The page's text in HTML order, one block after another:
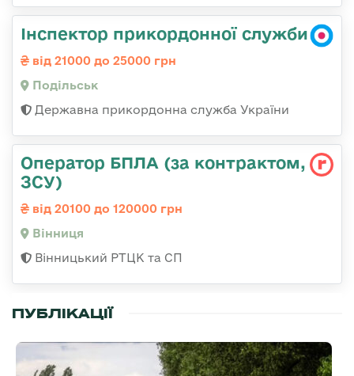
Інспектор прикордонної служби
від 21000 до 25000 грн
Подільськ
Державна прикордонна служба України
Оператор БПЛА (за контрактом,
ЗСУ)
від 20100 до 120000 грн
Вінниця
Вінницький РТЦК та СП
ПУБЛІКАЦІЇ